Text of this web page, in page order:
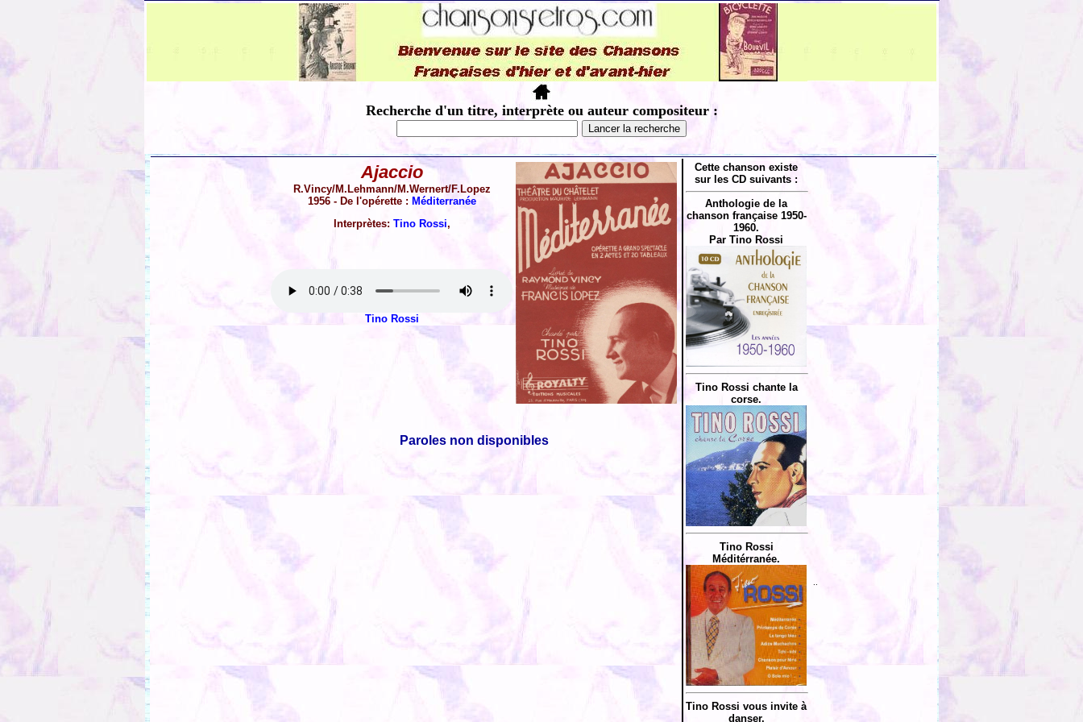
Recherche d'un titre, interprète ou auteur compositeur :
Ajaccio
R.Vincy/M.Lehmann/M.Wernert/F.Lopez
1956 - De l'opérette : Méditerranée
Interprètes: Tino Rossi,
Tino Rossi
Paroles non disponibles
Cette chanson existe
sur les CD suivants :
Anthologie de la
chanson française 1950-
1960.
Par Tino Rossi
Tino Rossi chante la
corse.
Tino Rossi
Méditérranée.
Tino Rossi vous invite à
danser.